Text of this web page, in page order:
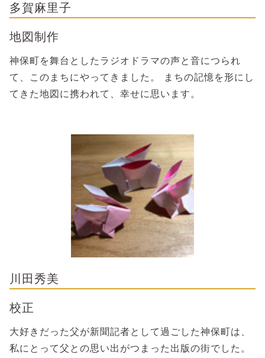
多賀麻里子
地図制作
神保町を舞台としたラジオドラマの声と音につられ
て、このまちにやってきました。 まちの記憶を形にし
てきた地図に携われて、幸せに思います。
川田秀美
校正
大好きだった父が新聞記者として過ごした神保町は、
私にとって父との思い出がつまった出版の街でした。